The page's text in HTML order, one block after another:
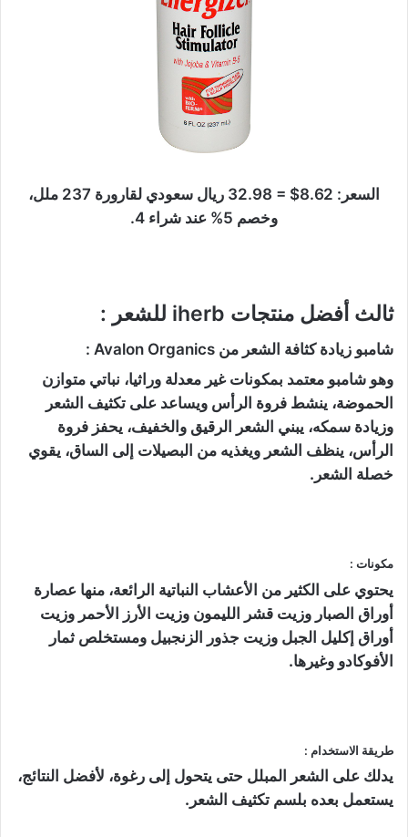
السعر: 8.62$ = 32.98 ريال سعودي لقارورة 237 ملل،
وخصم 5% عند شراء 4.
ثالث أفضل منتجات iherb للشعر :
شامبو زيادة كثافة الشعر من Avalon Organics :
وهو شامبو معتمد بمكونات غير معدلة وراثيا، نباتي متوازن
الحموضة، ينشط فروة الرأس ويساعد على تكثيف الشعر
وزيادة سمكه، يبني الشعر الرقيق والخفيف، يحفز فروة
الرأس، ينظف الشعر ويغذيه من البصيلات إلى الساق، يقوي
خصلة الشعر.
مكونات :
يحتوي على الكثير من الأعشاب النباتية الرائعة، منها عصارة
أوراق الصبار وزيت قشر الليمون وزيت الأرز الأحمر وزيت
أوراق إكليل الجبل وزيت جذور الزنجبيل ومستخلص ثمار
الأفوكادو وغيرها.
طريقة الاستخدام :
يدلك على الشعر المبلل حتى يتحول إلى رغوة، لأفضل النتائج،
يستعمل بعده بلسم تكثيف الشعر.